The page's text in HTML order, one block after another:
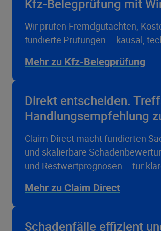
Kfz-Belegprüfung mit
Wir prüfen Fremdgutachten,
fundierte Prüfungen – kausal,
Mehr zu Kfz-Belegprüfung
Direkt entscheiden.
Handlungsempfehlung
Claim Direct macht fundierten
und skalierbare
und Restwertprognosen – für
Mehr zu Claim Direct
Schadenfälle effizient